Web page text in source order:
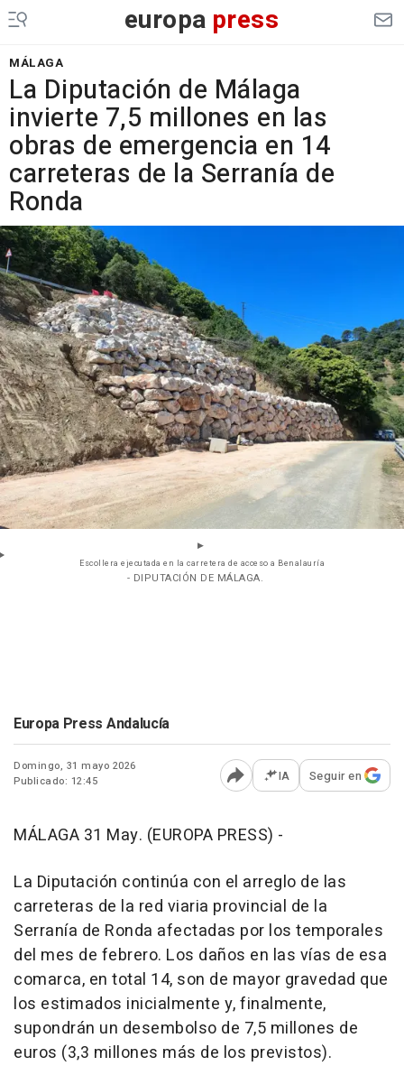
europa press
MÁLAGA
La Diputación de Málaga
invierte 7,5 millones en las
obras de emergencia en 14
carreteras de la Serranía de
Ronda
Escollera ejecutada en la carretera de acceso a Benalauría
- DIPUTACIÓN DE MÁLAGA.
Europa Press Andalucía
Domingo, 31 mayo 2026
Publicado: 12:45
Abrir opciones para
IA Seguir en
MÁLAGA 31 May. (EUROPA PRESS) -
La Diputación continúa con el arreglo de las
carreteras de la red viaria provincial de la
Serranía de Ronda afectadas por los temporales
del mes de febrero. Los daños en las vías de esa
comarca, en total 14, son de mayor gravedad que
los estimados inicialmente y, finalmente,
supondrán un desembolso de 7,5 millones de
euros (3,3 millones más de los previstos).